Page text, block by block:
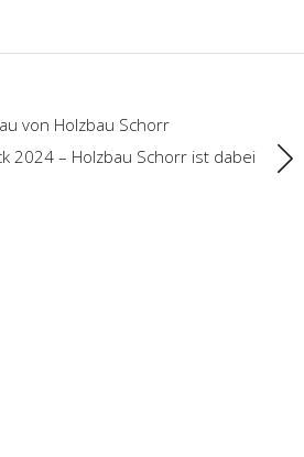
von Holzbau Schorr
2024 – Holzbau Schorr ist dabei